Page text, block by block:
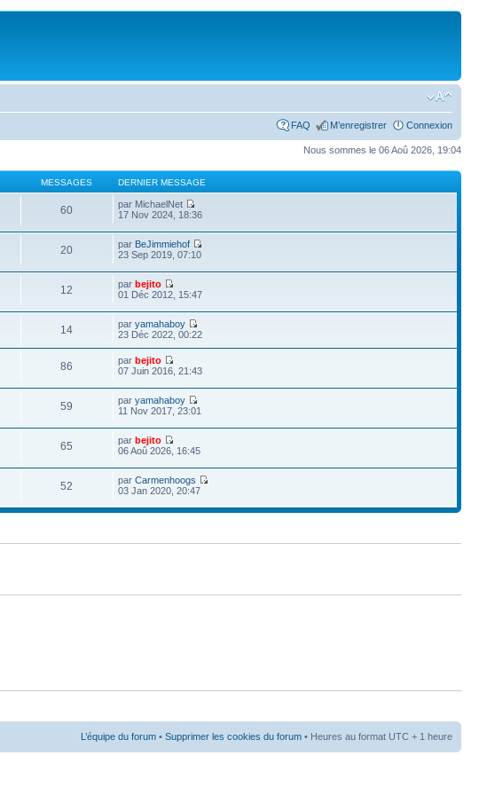
FAQ M’enregistrer Connexion
Nous sommes le 06 Aoû 2026, 19:04
MESSAGES DERNIER MESSAGE
60
par MichaelNet
17 Nov 2024, 18:36
20 par BeJimmiehof
23 Sep 2019, 07:10
12 parbejito
01 Déc 2012, 15:47
14 paryamahaboy
23 Déc 2022, 00:22
86 parbejito
07 Juin 2016, 21:43
59 paryamahaboy
11 Nov 2017, 23:01
65 parbejito
06 Aoû 2026, 16:45
52 parCarmenhoogs
03 Jan 2020, 20:47
L’équipe du forum • Supprimer les cookies du forum • Heures au format UTC + 1 heure